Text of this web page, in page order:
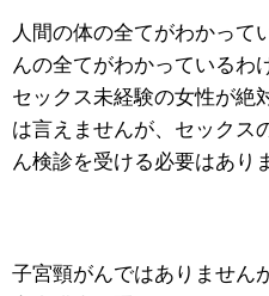
人間の体の全てがわかって
んの全てがわかっているわ
セックス未経験の女性が絶
は言えませんが、セックス
ん検診を受ける必要はあり
子宮頸がんではありません